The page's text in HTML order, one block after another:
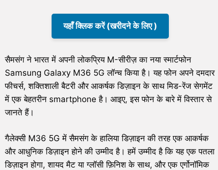
यहाँ क्लिक करें (खरीदने के लिए )
सैमसंग ने भारत में अपनी लोकप्रिय M-सीरीज़ का नया स्मार्टफोन
Samsung Galaxy M36 5G लॉन्च किया है। यह फोन अपने दमदार
फीचर्स, शक्तिशाली बैटरी और आकर्षक डिज़ाइन के साथ मिड-रेंज सेगमेंट
में एक बेहतरीन smartphone है। आइए, इस फोन के बारे में विस्तार से
जानते हैं।
गैलेक्सी M36 5G में सैमसंग के हालिया डिज़ाइन की तरह एक आकर्षक
और आधुनिक डिज़ाइन होने की उम्मीद है। हमें उम्मीद है कि यह एक पतला
डिज़ाइन होगा, शायद मैट या ग्लॉसी फ़िनिश के साथ, और एक एर्गोनॉमिक